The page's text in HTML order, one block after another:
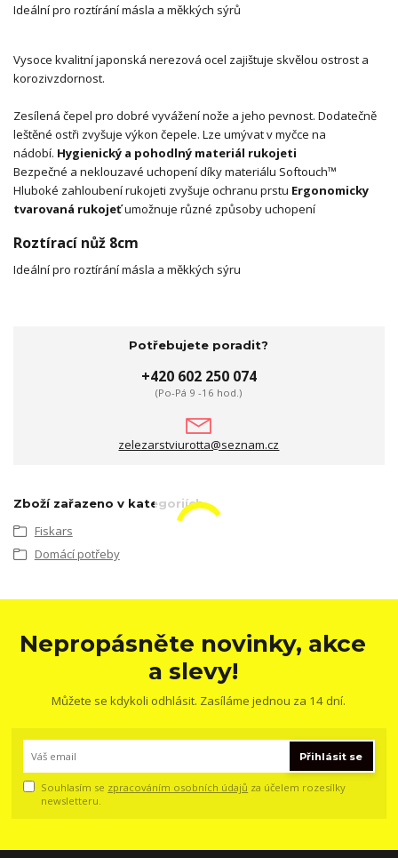
Ideální pro roztírání másla a měkkých sýrů
Vysoce kvalitní japonská nerezová ocel zajištuje skvělou ostrost a
korozivzdornost.
Zesílená čepel pro dobré vyvážení nože a jeho pevnost. Dodatečně
leštěné ostři zvyšuje výkon čepele. Lze umývat v myčce na
nádobí. Hygienický a pohodlný materiál rukojeti
Bezpečné a neklouzavé uchopení díky materiálu Softouch™
Hluboké zahloubení rukojeti zvyšuje ochranu prstu Ergonomicky
tvarovaná rukojeťumožnuje různé způsoby uchopení
Roztírací nůž 8cm
Ideální pro roztírání másla a měkkých sýru
Potřebujete poradit?
+420 602 250 074
(Po-Pá 9 -16 hod.)
zelezarstviurotta@seznam.cz
Zboží zařazeno v kategoriích
Fiskars
Domácí potřeby
Nepropásněte novinky, akce
a slevy!
Můžete se kdykoli odhlásit. Zasíláme jednou za 14 dní.
Přihlásit se
Souhlasím se zpracováním osobních údajů za účelem rozesílky
newsletteru.